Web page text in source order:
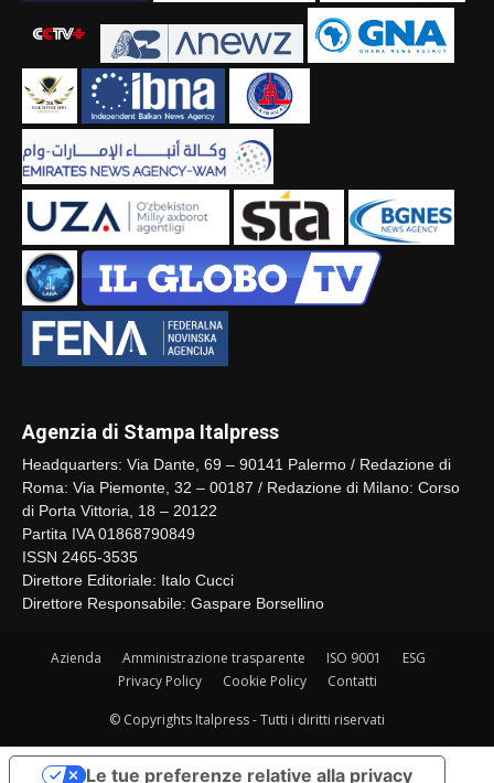
Agenzia di Stampa Italpress
Headquarters: Via Dante, 69 – 90141 Palermo / Redazione di
Roma: Via Piemonte, 32 – 00187 / Redazione di Milano: Corso
di Porta Vittoria, 18 – 20122
Partita IVA 01868790849
ISSN 2465-3535
Direttore Editoriale: Italo Cucci
Direttore Responsabile: Gaspare Borsellino
Azienda Amministrazione trasparente ISO 9001
ESG
Privacy Policy
Cookie Policy Contatti
© Copyrights Italpress - Tutti i diritti riservati
Le tue preferenze relative alla privacy